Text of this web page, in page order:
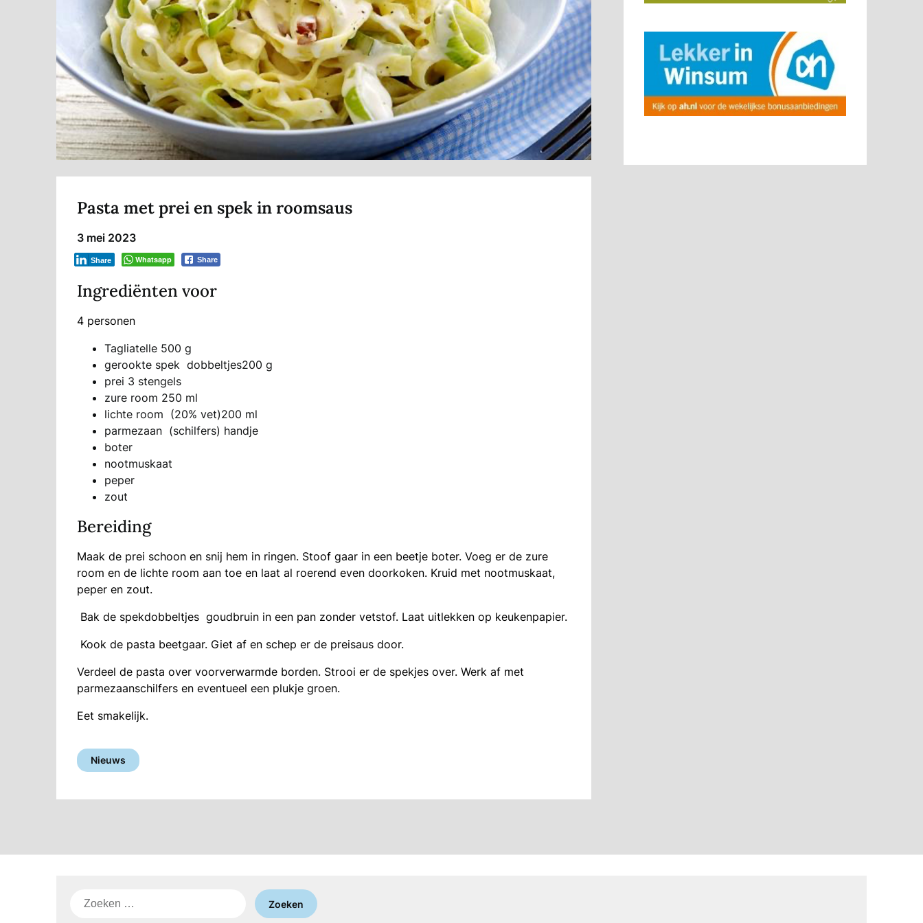
Pasta met prei en spek in roomsaus
3 mei 2023
Whatsapp Share
Share
Ingrediënten voor
4 personen
Tagliatelle 500 g
gerookte spek dobbeltjes200 g
prei 3 stengels
zure room 250 ml
lichte room (20% vet)200 ml
parmezaan (schilfers) handje
boter
nootmuskaat
peper
zout
Bereiding
Maak de prei schoon en snij hem in ringen. Stoof gaar in een beetje boter. Voeg er de zure
room en de lichte room aan toe en laat al roerend even doorkoken. Kruid met nootmuskaat,
peper en zout.
Bak de spekdobbeltjes goudbruin in een pan zonder vetstof. Laat uitlekken op keukenpapier.
Kook de pasta beetgaar. Giet af en schep er de preisaus door.
Verdeel de pasta over voorverwarmde borden. Strooi er de spekjes over. Werk af met
parmezaanschilfers en eventueel een plukje groen.
Eet smakelijk.
Nieuws
Zoeken